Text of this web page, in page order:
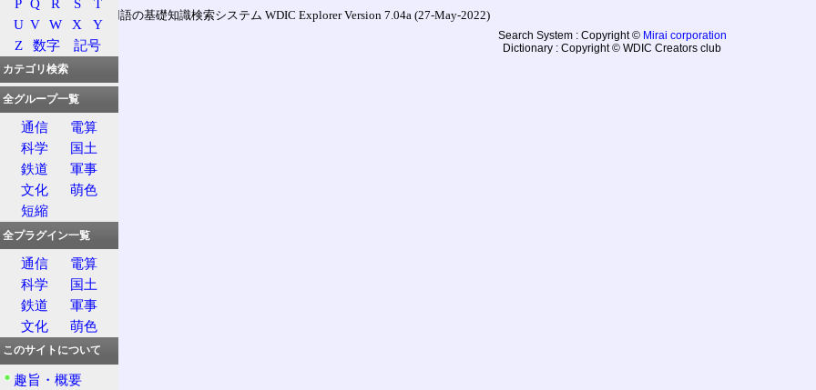
通信用語の基礎知識検索システム WDIC Explorer Version 7.04a (27-May-2022)
Search System : Copyright © Mirai corporation
Dictionary : Copyright © WDIC Creators club
U V W X
Y
Z
数字 記号
カテゴリ検索
全グループ一覧
通信
電算
科学
国土
鉄道
軍事
文化
萌色
短縮
全プラグイン一覧
通信
電算
科学
国土
鉄道
軍事
文化
萌色
このサイトについて
趣旨・概要